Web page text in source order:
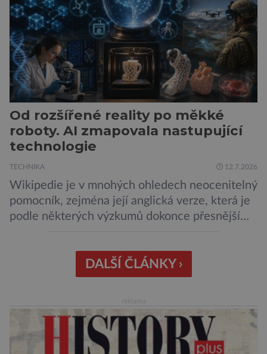
černého už […]
Od rozšířené reality po měkké
roboty. AI zmapovala nastupující
technologie
TECHNIKA 12.7.2026
Wikipedie je v mnohých ohledech neocenitelný
pomocník, zejména její anglická verze, která je
podle některých výzkumů dokonce přesnější
křišťálovou kouli, ze které umělá inteligence
věštila, které technologie v dohledné
Za vším stojí australští výzkumníci, kteří pomocí
umělé inteligence a […]
DALŠÍ ČLÁNKY ›